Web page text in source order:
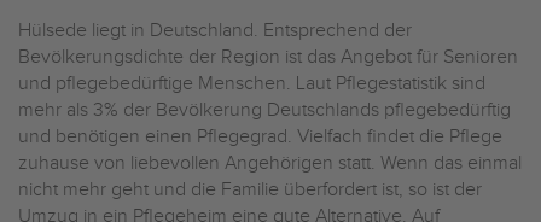
Hülsede liegt in Deutschland. Entsprechend der
Bevölkerungsdichte der Region ist das Angebot für Senioren
und pflegebedürftige Menschen. Laut Pflegestatistik sind
mehr als 3% der Bevölkerung Deutschlands pflegebedürftig
und benötigen einen Pflegegrad. Vielfach findet die Pflege
zuhause von liebevollen Angehörigen statt. Wenn das einmal
nicht mehr geht und die Familie überfordert ist, so ist der
Umzug in ein Pflegeheim eine gute Alternative. Auf